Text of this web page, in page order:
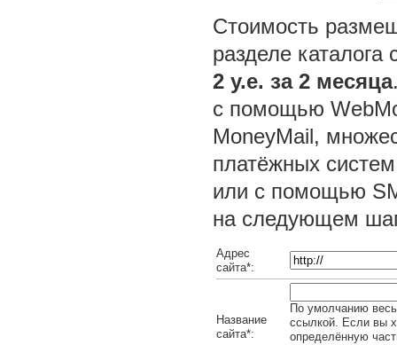
Стоимость
разделе каталога
2 у.е. за 2 месяца
с помощью
MoneyMail,
платёжных
или с помощью
на следующем
Адрес
сайта*:
Название
сайта*:
По умолчанию
ссылкой. Если вы
определённую